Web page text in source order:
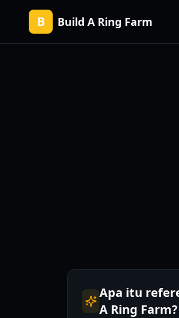
B Build A Ring Farm
Apa itu
A Ring Farm?